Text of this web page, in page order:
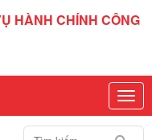
HÀNH CHÍNH CÔNG